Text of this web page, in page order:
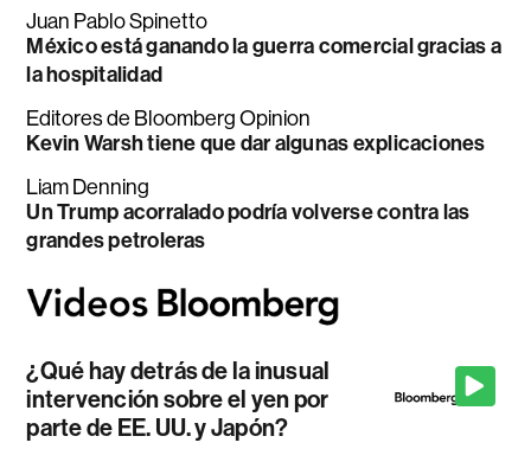
Juan Pablo Spinetto
México está ganando la guerra comercial gracias a
la hospitalidad
Editores de Bloomberg Opinion
Kevin Warsh tiene que dar algunas explicaciones
Liam Denning
Un Trump acorralado podría volverse contra las
grandes petroleras
¿Qué hay detrás de la inusual
intervención sobre el yen por
parte de EE. UU. y Japón?